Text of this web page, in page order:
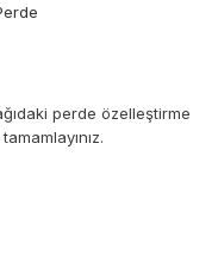
perde özelleştirme